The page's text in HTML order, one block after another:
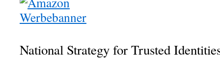
National Strategy for Trusted